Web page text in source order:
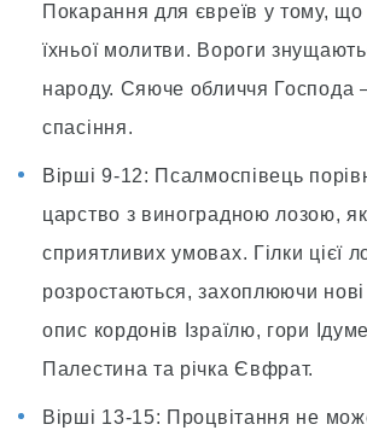
Покарання для євреїв у тому, що
їхньої молитви. Вороги
народу. Сяюче обличчя Господа
спасіння.
Вірші 9-12: Псалмоспівець
царство з виноградною лозою,
сприятливих умовах. Гілки цієї
розростаються, захоплюючи нові
опис кордонів Ізраїлю, гори
Палестина та річка Євфрат.
Вірші 13-15: Процвітання не